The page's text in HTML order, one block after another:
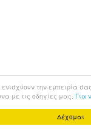
Δέχομαι
την εμπειρία
με τις οδηγίες μας. Για